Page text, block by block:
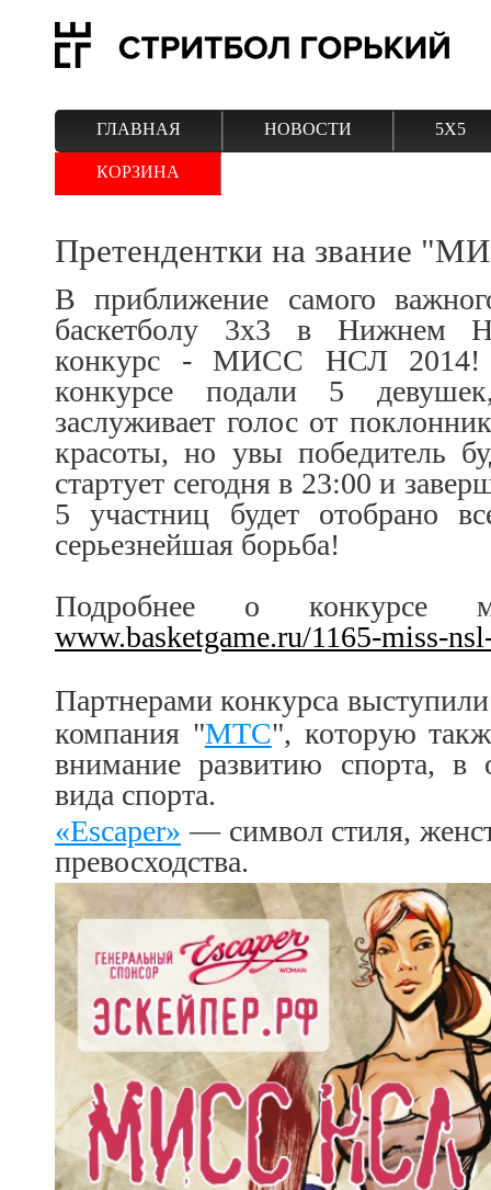
ГЛАВНАЯ НОВОСТИ 5Х5
КОРЗИНА
Претендентки на звание
В приближение самого
баскетболу 3х3 в Нижнем
конкурс - МИСС НСЛ 2014!
конкурсе подали 5
заслуживает голос от
красоты, но увы победитель
стартует сегодня в 23:00 и
5 участниц будет отобрано
серьезнейшая борьба!
Подробнее о конкурсе
www.basketgame.ru/1165-miss-
Партнерами конкурса
компания "МТС", которую
внимание развитию спорта, в
вида спорта.
«Escaper» — символ стиля,
превосходства.